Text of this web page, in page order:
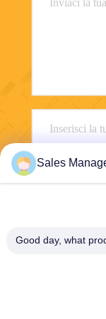
Wuhan
Sales
Good day, what